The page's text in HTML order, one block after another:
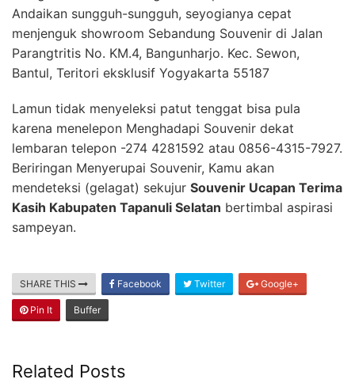
Andaikan sungguh-sungguh, seyogianya cepat
menjenguk showroom Sebandung Souvenir di Jalan
Parangtritis No. KM.4, Bangunharjo. Kec. Sewon,
Bantul, Teritori eksklusif Yogyakarta 55187
Lamun tidak menyeleksi patut tenggat bisa pula
karena menelepon Menghadapi Souvenir dekat
lembaran telepon -274 4281592 atau 0856-4315-7927.
Beriringan Menyerupai Souvenir, Kamu akan
mendeteksi (gelagat) sekujur Souvenir Ucapan Terima
Kasih Kabupaten Tapanuli Selatan bertimbal aspirasi
sampeyan.
SHARE THIS Facebook Twitter Google+
Pin It Buffer
Related Posts